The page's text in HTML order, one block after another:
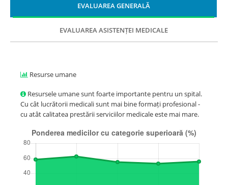
EVALUAREA GENERALĂ
EVALUAREA ASISTENȚEI MEDICALE
Resurse umane
Resursele umane sunt foarte importante pentru un spital.
Cu cât lucrătorii medicali sunt mai bine formați profesional -
cu atât calitatea prestării serviciilor medicale este mai mare.